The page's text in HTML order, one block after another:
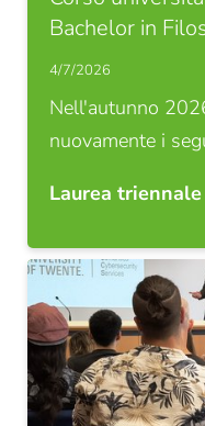
Bachelor in
4/7/2026
Nell'autunno
nuovamente i
Laurea